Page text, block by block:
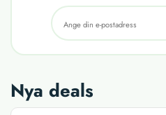
Nya deals